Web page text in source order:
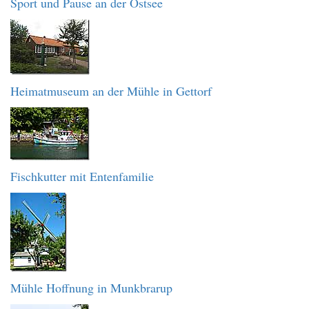
Heimatmuseum an der Mühle in Gettorf
Fischkutter mit Entenfamilie
Mühle Hoffnung in Munkbrarup